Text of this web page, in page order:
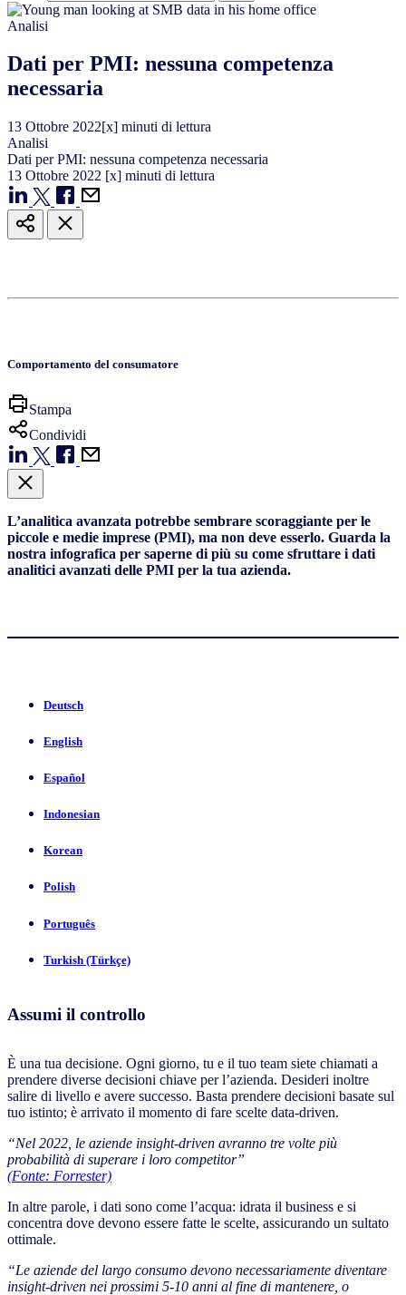
Analisi
Dati per PMI: nessuna competenza
necessaria
13 Ottobre 2022[x] minuti di lettura
Analisi
Dati per PMI: nessuna competenza necessaria
13 Ottobre 2022 [x] minuti di lettura
Comportamento del consumatore
Stampa
Condividi
L’analitica avanzata potrebbe sembrare scoraggiante per le
piccole e medie imprese (PMI), ma non deve esserlo. Guarda la
nostra infografica per saperne di più su come sfruttare i dati
analitici avanzati delle PMI per la tua azienda.
Deutsch
English
Español
Indonesian
Korean
Polish
Português
Turkish (Türkçe)
Assumi il controllo
È una tua decisione. Ogni giorno, tu e il tuo team siete chiamati a
prendere diverse decisioni chiave per l’azienda. Desideri inoltre
salire di livello e avere successo. Basta prendere decisioni basate sul
tuo istinto; è arrivato il momento di fare scelte data-driven.
“Nel 2022, le aziende insight-driven avranno tre volte più
probabilità di superare i loro competitor”
(Fonte: Forrester)
In altre parole, i dati sono come l’acqua: idrata il business e si
concentra dove devono essere fatte le scelte, assicurando un sultato
ottimale.
“Le aziende del largo consumo devono necessariamente diventare
insight-driven nei prossimi 5-10 anni al fine di mantenere, o